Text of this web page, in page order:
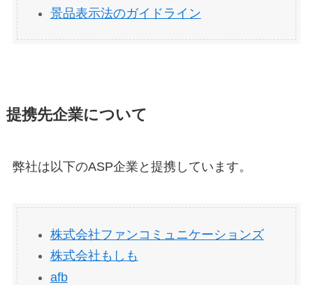
景品表示法のガイドライン
提携先企業について
弊社は以下のASP企業と提携しています。
株式会社ファンコミュニケーションズ
株式会社もしも
afb